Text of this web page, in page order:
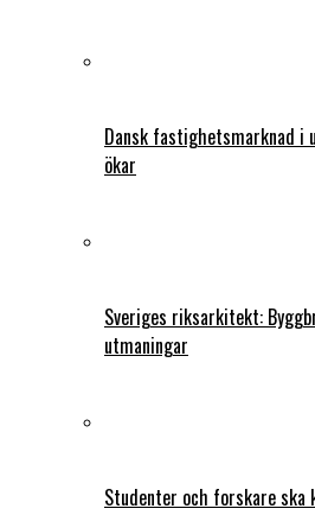
Dansk fastighetsmarknad i
ökar
Sveriges riksarkitekt:
utmaningar
Studenter och forskare